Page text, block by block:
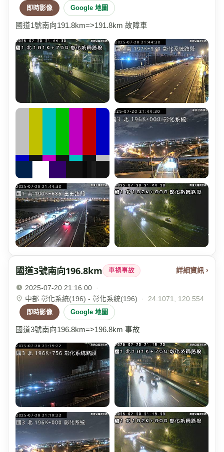
即時影像 Google 地圖
國道1號南向191.8km=>191.8km 故障車
國道3號南向196.8km 車禍事故 詳細資訊 ›
2025-07-20 21:16:00
·
中部 彰化系統(196) - 彰化系統(196)
· 24.1071, 120.554
即時影像 Google 地圖
國道3號南向196.8km=>196.8km 事故